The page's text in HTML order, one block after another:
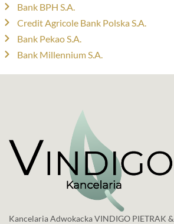
Bank BPH S.A.
Credit Agricole Bank Polska S.A.
Bank Pekao S.A.
Bank Millennium S.A.
Kancelaria Adwokacka VINDIGO PIETRAK &